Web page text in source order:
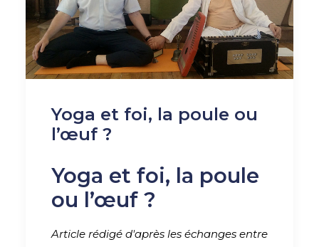
Yoga et foi, la poule ou
l’œuf ?
Yoga et foi, la poule
ou l’œuf ?
Article rédigé d'après les échanges entre